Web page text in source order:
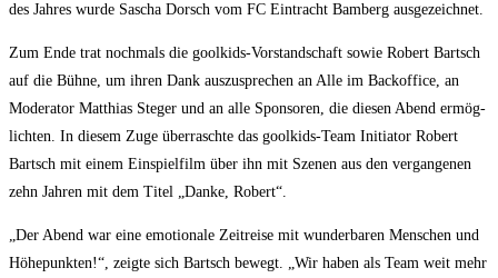
des Jah­res wur­de Sascha Dorsch vom FC Ein­tracht Bam­berg ausgezeichnet.
Zum Ende trat noch­mals die gool­kids-Vor­stand­schaft sowie Robert Bartsch
auf die Büh­ne, um ihren Dank aus­zu­spre­chen an Alle im Back­of­fice, an
Mode­ra­tor Mat­thi­as Ste­ger und an alle Spon­so­ren, die die­sen Abend ermög­
lich­ten. In die­sem Zuge über­rasch­te das gool­kids-Team Initia­tor Robert
Bartsch mit einem Ein­spiel­film über ihn mit Sze­nen aus den ver­gan­ge­nen
zehn Jah­ren mit dem Titel „Dan­ke, Robert“.
„Der Abend war eine emo­tio­na­le Zeit­rei­se mit wun­der­ba­ren Men­schen und
Höhe­punk­ten!“, zeig­te sich Bartsch bewegt. „Wir haben als Team weit mehr